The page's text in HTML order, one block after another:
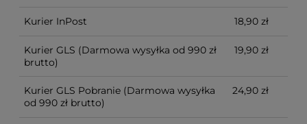
Kurier InPost 18,90 zł
Kurier GLS (Darmowa wysyłka od 990 zł
brutto)
19,90 zł
Kurier GLS Pobranie (Darmowa wysyłka
od 990 zł brutto)
24,90 zł